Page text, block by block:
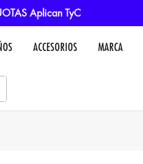
Aplican TyC
ACCESORIOS MARCA